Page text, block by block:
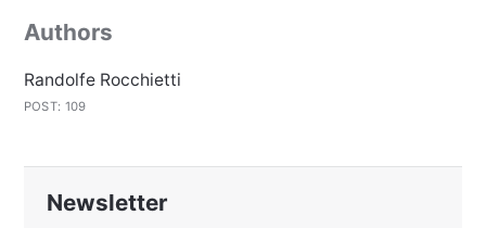
Authors
Randolfe Rocchietti
POST: 109
Newsletter